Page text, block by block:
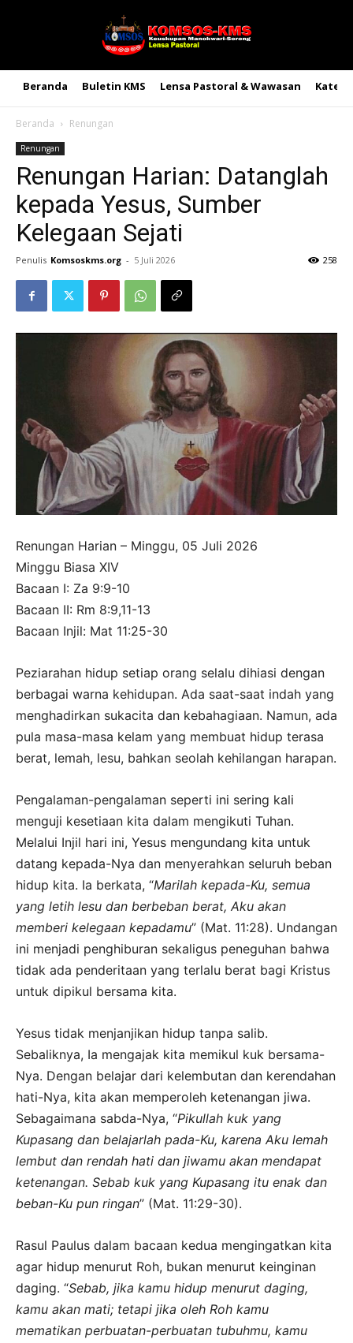
Beranda Buletin KMS Lensa Pastoral & Wawasan
Beranda Renungan
Renungan
Renungan Harian: Datanglah
kepada Yesus, Sumber
Kelegaan Sejati
Penulis Komsoskms.org - 5 Juli 2026 258
Renungan Harian – Minggu, 05 Juli 2026
Minggu Biasa XIV
Bacaan I: Za 9:9-10
Bacaan II: Rm 8:9,11-13
Bacaan Injil: Mat 11:25-30
Peziarahan hidup setiap orang selalu dihiasi dengan
berbagai warna kehidupan. Ada saat-saat indah yang
menghadirkan sukacita dan kebahagiaan. Namun, ada
pula masa-masa kelam yang membuat hidup terasa
berat, lemah, lesu, bahkan seolah kehilangan harapan.
Pengalaman-pengalaman seperti ini sering kali
menguji kesetiaan kita dalam mengikuti Tuhan.
Melalui Injil hari ini, Yesus mengundang kita untuk
datang kepada-Nya dan menyerahkan seluruh beban
hidup kita. Ia berkata, “Marilah kepada-Ku, semua
yang letih lesu dan berbeban berat, Aku akan
memberi kelegaan kepadamu” (Mat. 11:28). Undangan
ini menjadi penghiburan sekaligus peneguhan bahwa
tidak ada penderitaan yang terlalu berat bagi Kristus
untuk dipikul bersama kita.
Yesus tidak menjanjikan hidup tanpa salib.
Sebaliknya, Ia mengajak kita memikul kuk bersama-
Nya. Dengan belajar dari kelembutan dan kerendahan
hati-Nya, kita akan memperoleh ketenangan jiwa.
Sebagaimana sabda-Nya, “Pikullah kuk yang
Kupasang dan belajarlah pada-Ku, karena Aku lemah
lembut dan rendah hati dan jiwamu akan mendapat
ketenangan. Sebab kuk yang Kupasang itu enak dan
beban-Ku pun ringan” (Mat. 11:29-30).
Rasul Paulus dalam bacaan kedua mengingatkan kita
agar hidup menurut Roh, bukan menurut keinginan
daging. “Sebab, jika kamu hidup menurut daging,
kamu akan mati; tetapi jika oleh Roh kamu
mematikan perbuatan-perbuatan tubuhmu, kamu